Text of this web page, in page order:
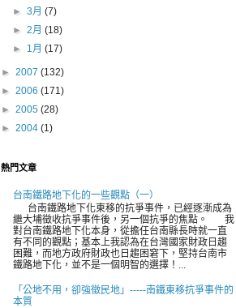
►3月(7)
►2月(18)
► 1月(17)
► 2007 (132)
► 2006 (171)
► 2005 (28)
► 2004 (1)
熱門文章
台南鐵路地下化的一些觀點（一）
台南鐵路地下化東移的抗爭事件，已經逐漸成為
繼大埔徵收抗爭事件後，另一個抗爭的焦點。 我
對台南鐵路地下化本身，從擔任台南縣長時就一直
有不同的觀點；基本上我認為在台灣國家財政日趨
困難，而地方政府財政也日趨困窘下，堅持台南市
鐵路地下化，並不是一個明智的選擇！...
「公地不用，卻強徵民地」-----南鐵東移抗爭事件的
本質